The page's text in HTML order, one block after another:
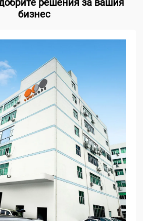
решения за вашия
бизнес